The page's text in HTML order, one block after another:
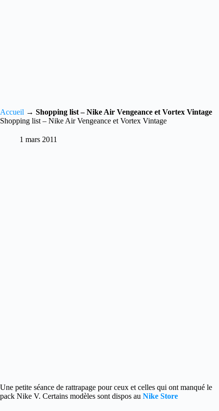
Accueil → Shopping list – Nike Air Vengeance et Vortex Vintage
Shopping list – Nike Air Vengeance et Vortex Vintage
1 mars 2011
Une petite séance de rattrapage pour ceux et celles qui ont manqué le
pack Nike V. Certains modèles sont dispos au Nike Store